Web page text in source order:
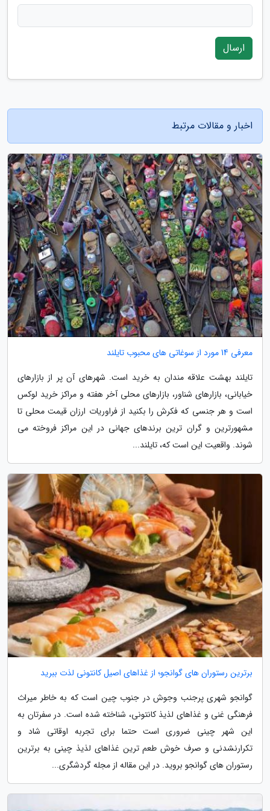
ارسال
اخبار و مقالات مرتبط
معرفی 14 مورد از سوغاتی های محبوب تایلند
تایلند بهشت علاقه مندان به خرید است. شهرهای آن پر از بازارهای
خیابانی، بازارهای شناور، بازارهای محلی آخر هفته و مراکز خرید لوکس
است و هر جنسی که فکرش را بکنید از فراوریات ارزان قیمت محلی تا
مشهورترین و گران ترین برندهای جهانی در این مراکز فروخته می
شوند. واقعیت این است که، تایلند...
برترین رستوران های گوانجو؛ از غذاهای اصیل کانتونی لذت ببرید
گوانجو شهری پرجنب وجوش در جنوب چین است که به خاطر میراث
فرهنگی غنی و غذاهای لذیذ کانتونی، شناخته شده است. در سفرتان به
این شهر چینی ضروری است حتما برای تجربه اوقاتی شاد و
تکرارنشدنی و صرف خوش طعم ترین غذاهای لذیذ چینی به برترین
رستوران های گوانجو بروید. در این مقاله از مجله گردشگری...